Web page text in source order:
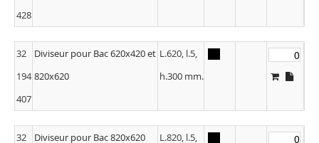
428
32
194
407
Diviseur pour Bac 620x420 et
820x620
L.620, l.5,
h.300 mm.
32
Diviseur pour Bac 820x620
L.820, l.5,